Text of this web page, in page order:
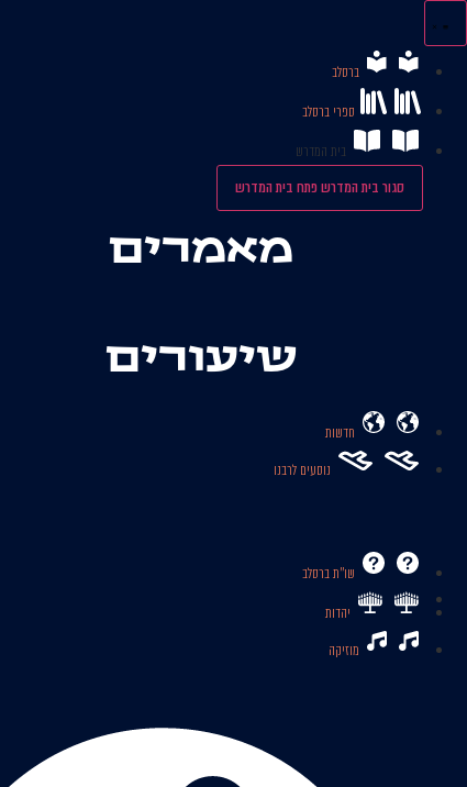
לתוכן
ברסלב
ספרי ברסלב
בית המדרש
סגור בית המדרשפתח בית המדרש
מאמרים
שיעורים
חדשות
נוסעים לרבנו
שו’’ת ברסלב
יהדות
מוזיקה